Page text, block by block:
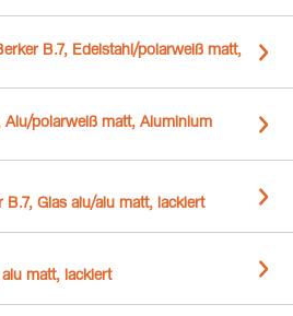
B.7, Edelstahl/polarweiß matt,
polarweiß matt, Aluminium
Glas alu/alu matt, lackiert
matt, lackiert